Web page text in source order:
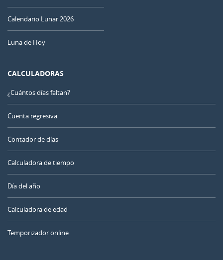
Calendario Lunar 2026
Luna de Hoy
CALCULADORAS
¿Cuántos días faltan?
Cuenta regresiva
Contador de días
Calculadora de tiempo
Día del año
Calculadora de edad
Temporizador online